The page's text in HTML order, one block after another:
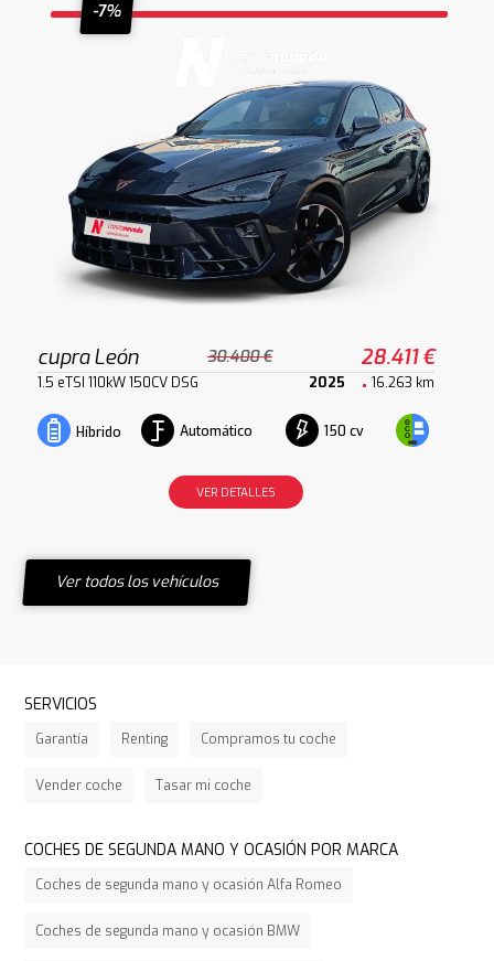
-7%
cupra León 30.400 € 28.411 €
1.5 eTSI 110kW 150CV DSG 2025 16.263 km
Híbrido Automático 150 cv
VER DETALLES
Ver todos los vehículos
SERVICIOS
Garantía Renting Compramos tu coche
Vender coche Tasar mi coche
COCHES DE SEGUNDA MANO Y OCASIÓN POR MARCA
Coches de segunda mano y ocasión Alfa Romeo
Coches de segunda mano y ocasión BMW